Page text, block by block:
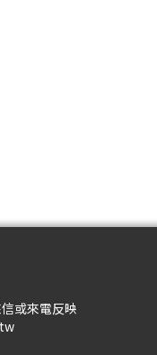
或來電反映